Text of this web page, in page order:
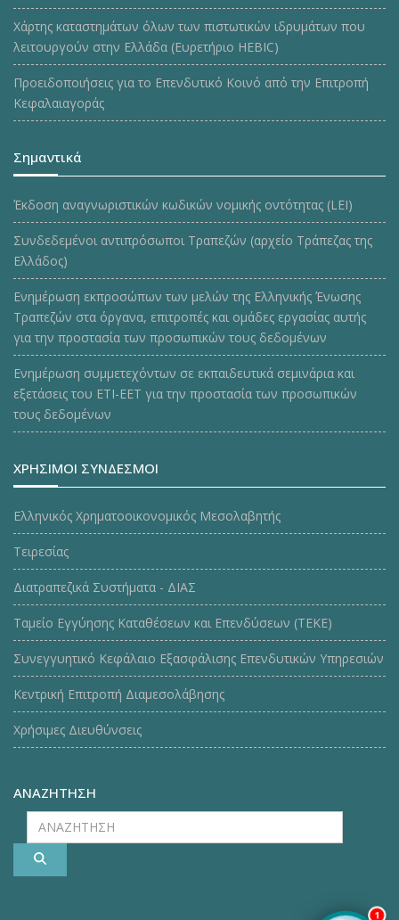
1
Χάρτης καταστημάτων όλων των πιστωτικών ιδρυμάτων που
λειτουργούν στην Ελλάδα (Ευρετήριο HEBIC)
Προειδοποιήσεις για το Επενδυτικό Κοινό από την Επιτροπή
Κεφαλαιαγοράς
Σημαντικά
Έκδοση αναγνωριστικών κωδικών νομικής οντότητας (LEI)
Συνδεδεμένοι αντιπρόσωποι Τραπεζών (αρχείο Τράπεζας της
Ελλάδος)
Ενημέρωση εκπροσώπων των μελών της Ελληνικής Ένωσης
Τραπεζών στα όργανα, επιτροπές και ομάδες εργασίας αυτής
για την προστασία των προσωπικών τους δεδομένων
Ενημέρωση συμμετεχόντων σε εκπαιδευτικά σεμινάρια και
εξετάσεις του ΕΤΙ-ΕΕΤ για την προστασία των προσωπικών
τους δεδομένων
ΧΡΗΣΙΜΟΙ ΣΥΝΔΕΣΜΟΙ
Ελληνικός Χρηματοοικονομικός Μεσολαβητής
Τειρεσίας
Διατραπεζικά Συστήματα - ΔΙΑΣ
Ταμείο Εγγύησης Καταθέσεων και Επενδύσεων (ΤΕΚE)
Συνεγγυητικό Κεφάλαιο Εξασφάλισης Επενδυτικών Υπηρεσιών
Κεντρική Επιτροπή Διαμεσολάβησης
Χρήσιμες Διευθύνσεις
ΑΝΑΖΗΤΗΣΗ
ΑΝΑΖΗΤΗΣΗ